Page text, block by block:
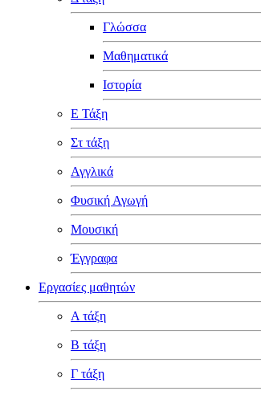
Γλώσσα
Μαθηματικά
Ιστορία
Ε Τάξη
Στ τάξη
Αγγλικά
Φυσική Αγωγή
Μουσική
Έγγραφα
Εργασίες μαθητών
Α τάξη
Β τάξη
Γ τάξη